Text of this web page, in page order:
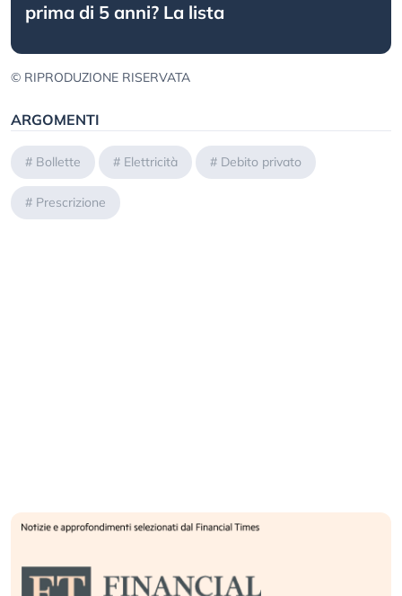
prima di 5 anni? La lista
© RIPRODUZIONE RISERVATA
ARGOMENTI
# Bollette # Elettricità # Debito privato
# Prescrizione